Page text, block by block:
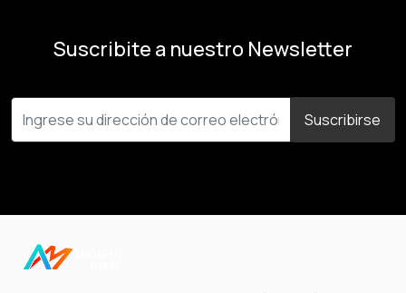
Suscribite a nuestro Newsletter
Suscribirse